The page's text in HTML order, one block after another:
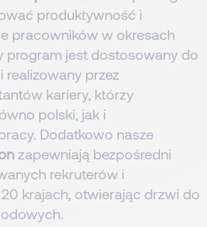
produktywność i
pracowników w okresach
program jest dostosowany do
przez
kariery, którzy
polski, jak i
Dodatkowo nasze
zapewniają bezpośredni
rekruterów i
krajach, otwierając drzwi do